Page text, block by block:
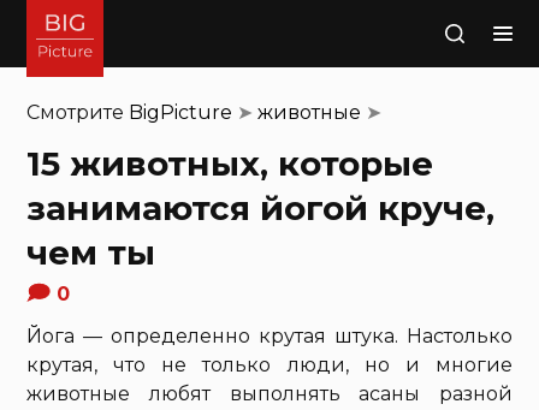
Поиск
Смотрите BigPicture ➤животные ➤
15 животных, которые
занимаются йогой круче,
чем ты
0
Йога — определенно крутая штука. Настолько
крутая, что не только люди, но и многие
животные любят выполнять асаны разной